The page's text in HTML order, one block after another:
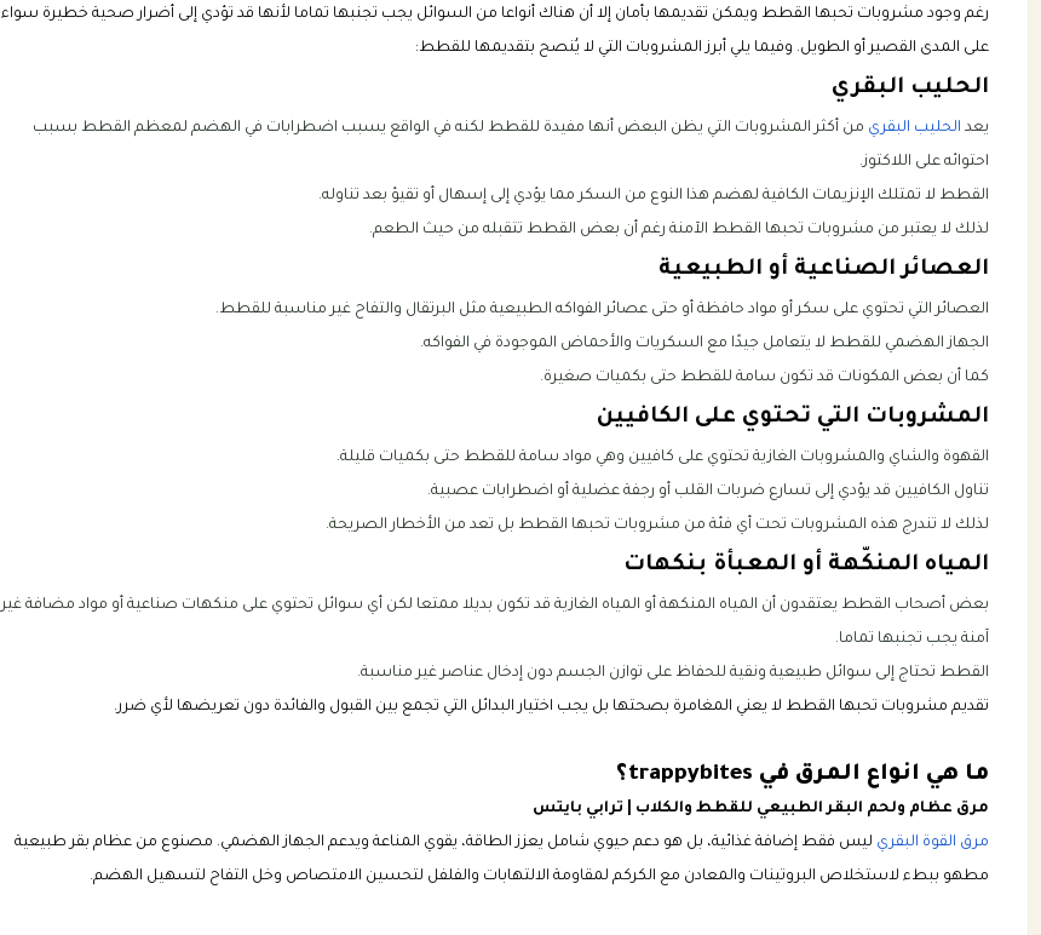
رغم وجود مشروبات تحبها القطط ويمكن تقديمها بأمان إلا أن هناك أنواعا من السوائل يجب تجنبها تماما لأنها قد تؤدي إلى أضرار صحية خطيرة سواء
على المدى القصير أو الطويل. وفيما يلي أبرز المشروبات التي لا يُنصح بتقديمها للقطط:
الحليب البقري
يعد الحليب البقري من أكثر المشروبات التي يظن البعض أنها مفيدة للقطط لكنه في الواقع يسبب اضطرابات في الهضم لمعظم القطط بسبب
احتوائه على اللاكتوز.
القطط لا تمتلك الإنزيمات الكافية لهضم هذا النوع من السكر مما يؤدي إلى إسهال أو تقيؤ بعد تناوله.
لذلك لا يعتبر من مشروبات تحبها القطط الآمنة رغم أن بعض القطط تتقبله من حيث الطعم.
العصائر الصناعية أو الطبيعية
العصائر التي تحتوي على سكر أو مواد حافظة أو حتى عصائر الفواكه الطبيعية مثل البرتقال والتفاح غير مناسبة للقطط.
الجهاز الهضمي للقطط لا يتعامل جيدًا مع السكريات والأحماض الموجودة في الفواكه.
كما أن بعض المكونات قد تكون سامة للقطط حتى بكميات صغيرة.
المشروبات التي تحتوي على الكافيين
القهوة والشاي والمشروبات الغازية تحتوي على كافيين وهي مواد سامة للقطط حتى بكميات قليلة.
تناول الكافيين قد يؤدي إلى تسارع ضربات القلب أو رجفة عضلية أو اضطرابات عصبية.
لذلك لا تندرج هذه المشروبات تحت أي فئة من مشروبات تحبها القطط بل تعد من الأخطار الصريحة.
المياه المنكّهة أو المعبأة بنكهات
بعض أصحاب القطط يعتقدون أن المياه المنكهة أو المياه الغازية قد تكون بديلا ممتعا لكن أي سوائل تحتوي على منكهات صناعية أو مواد مضافة غير
آمنة يجب تجنبها تماما.
القطط تحتاج إلى سوائل طبيعية ونقية للحفاظ على توازن الجسم دون إدخال عناصر غير مناسبة.
تقديم مشروبات تحبها القطط لا يعني المغامرة بصحتها بل يجب اختيار البدائل التي تجمع بين القبول والفائدة دون تعريضها لأي ضرر.
ما هي انواع المرق في trappybites؟
مرق عظام ولحم البقر الطبيعي للقطط والكلاب | ترابي بايتس
مرق القوة البقري ليس فقط إضافة غذائية، بل هو دعم حيوي شامل يعزز الطاقة، يقوي المناعة ويدعم الجهاز الهضمي. مصنوع من عظام بقر طبيعية
مطهو ببطء لاستخلاص البروتينات والمعادن مع الكركم لمقاومة الالتهابات والفلفل لتحسين الامتصاص وخل التفاح لتسهيل الهضم.